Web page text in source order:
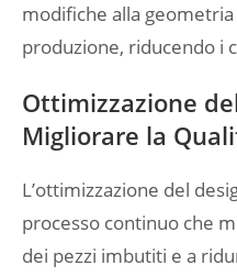
modifiche alla
produzione, riducendo i
Ottimizzazione
Migliorare la
L’ottimizzazione del
processo continuo che
dei pezzi imbutiti e a